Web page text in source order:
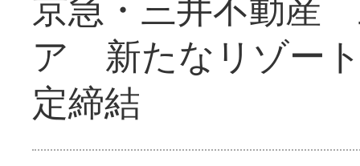
ア 新たなリゾー
定締結